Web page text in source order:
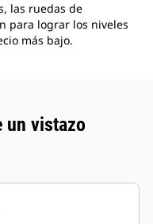
las ruedas de
para lograr los niveles
más bajo.
un vistazo